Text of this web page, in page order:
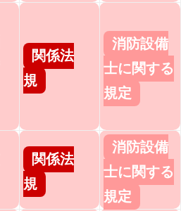
関係法
規
消防設備
士に関する
規定
関係法
規
消防設備
士に関する
規定